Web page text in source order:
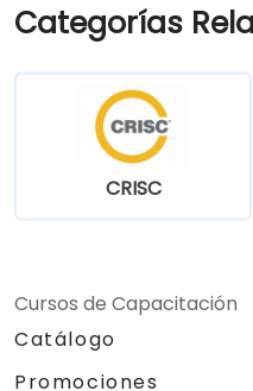
Categorías
CRISC
Cursos de Capacitación
Catálogo
Promociones